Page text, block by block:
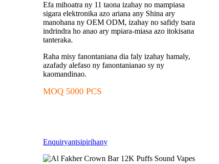
Efa mihoatra ny 11 taona izahay no mampiasa
sigara elektronika azo ariana any Shina ary
manohana ny OEM ODM, izahay no safidy tsara
indrindra ho anao ary mpiara-miasa azo itokisana
tanteraka.
Raha misy fanontaniana dia faly izahay hamaly,
azafady alefaso ny fanontanianao sy ny
kaomandinao.
MOQ 5000 PCS
Enquiryantsipirihany